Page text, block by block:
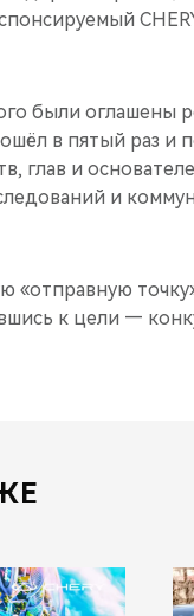
были оглашены
в пятый раз и
глав и
и
«отправную
к цели —